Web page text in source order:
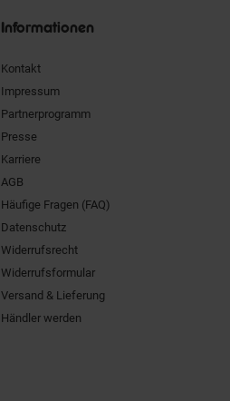
Informationen
Kontakt
Impressum
Partnerprogramm
Presse
Karriere
AGB
Häufige Fragen (FAQ)
Datenschutz
Widerrufsrecht
Widerrufsformular
Versand & Lieferung
Händler werden